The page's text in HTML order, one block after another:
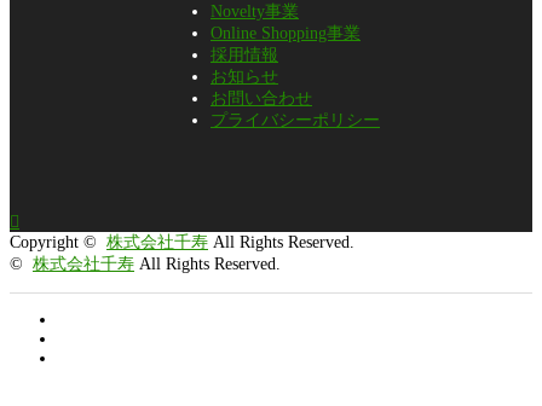
Novelty事業
Online Shopping事業
採用情報
お知らせ
お問い合わせ
プライバシーポリシー

Copyright © 株式会社千寿 All Rights Reserved.
© 株式会社千寿 All Rights Reserved.